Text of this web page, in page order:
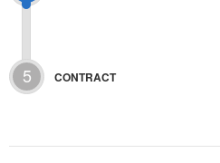
5 CONTRACT